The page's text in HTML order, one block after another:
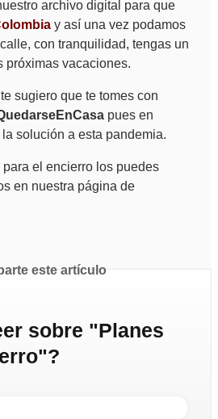
archivo digital para que
y así una vez podamos
con tranquilidad, tengas un
próximas vacaciones.
sugiero que te tomes con
pues en
solución a esta pandemia.
el encierro los puedes
en nuestra página de
este artículo
sobre "Planes